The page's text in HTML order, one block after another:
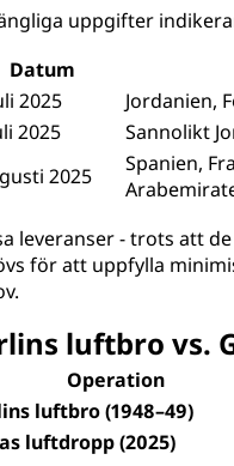
uppgifter
Datum
2025
Jordanien,
2025
Sannolikt
2025
Spanien,
leveranser - trots att
för att uppfylla
luftbro vs.
Operation
luftbro (1948–49)
luftdropp (2025)